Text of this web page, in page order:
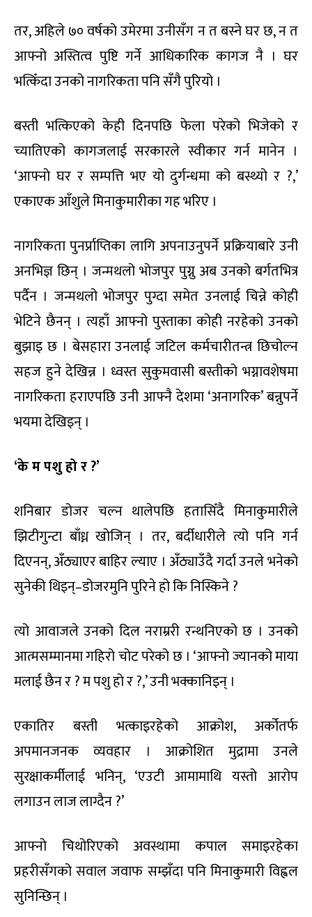
तर, अहिले ७० वर्षको उमेरमा उनीसँग न त बस्ने घर छ, न त
आफ्नो अस्तित्व पुष्टि गर्ने आधिकारिक कागज नै । घर
भत्किँदा उनको नागरिकता पनि सँगै पुरियो ।
बस्ती भत्किएको केही दिनपछि फेला परेको भिजेको र
च्यातिएको कागजलाई सरकारले स्वीकार गर्न मानेन ।
‘आफ्नो घर र सम्पत्ति भए यो दुर्गन्धमा को बस्थ्यो र ?,’
एकाएक आँशुले मिनाकुमारीका गह भरिए ।
नागरिकता पुनर्प्राप्तिका लागि अपनाउनुपर्ने प्रक्रियाबारे उनी
अनभिज्ञ छिन् । जन्मथलो भोजपुर पुग्नु अब उनको बर्गतभित्र
पर्दैन । जन्मथलो भोजपुर पुग्दा समेत उनलाई चिन्ने कोही
भेटिने छैनन् । त्यहाँ आफ्नो पुस्ताका कोही नरहेको उनको
बुझाइ छ । बेसहारा उनलाई जटिल कर्मचारीतन्त्र छिचोल्न
सहज हुने देखिन्न । ध्वस्त सुकुमवासी बस्तीको भग्नावशेषमा
नागरिकता हराएपछि उनी आफ्नै देशमा ‘अनागरिक’ बन्नुपर्ने
भयमा देखिइन् ।
‘के म पशु हो र ?’
शनिबार डोजर चल्न थालेपछि हतासिँदै मिनाकुमारीले
झिटीगुन्टा बाँध्न खोजिन् । तर, बर्दीधारीले त्यो पनि गर्न
दिएनन्, अँठ्याएर बाहिर ल्याए । अँठ्याउँदै गर्दा उनले भनेको
सुनेकी थिइन्–डोजरमुनि पुरिने हो कि निस्किने ?
त्यो आवाजले उनको दिल नराम्ररी रन्थनिएको छ । उनको
आत्मसम्मानमा गहिरो चोट परेको छ । ‘आफ्नो ज्यानको माया
मलाई छैन र ? म पशु हो र ?,’ उनी भक्कानिइन् ।
एकातिर बस्ती भत्काइरहेको आक्रोश, अर्कोतर्फ
अपमानजनक व्यवहार । आक्रोशित मुद्रामा उनले
सुरक्षाकर्मीलाई भनिन्, ‘एउटी आमामाथि यस्तो आरोप
लगाउन लाज लाग्दैन ?’
आफ्नो चिथोरिएको अवस्थामा कपाल समाइरहेका
प्रहरीसँगको सवाल जवाफ सम्झँदा पनि मिनाकुमारी विह्वल
सुनिन्छिन् ।